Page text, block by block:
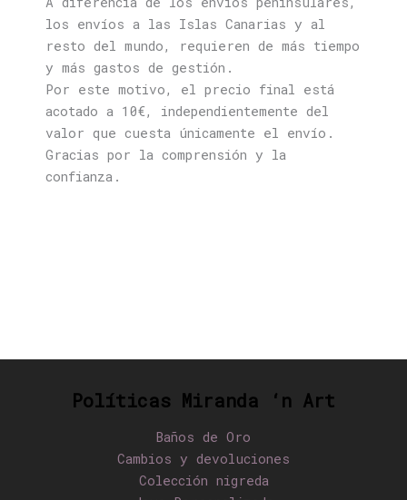
los envíos a las Islas Canarias y al
resto del mundo, requieren de más tiempo
y más gastos de gestión.
Por este motivo, el precio final está
acotado a 10€, independientemente del
valor que cuesta únicamente el envío.
Gracias por la comprensión y la
confianza.
Políticas Miranda ‘n Art
Baños de Oro
Cambios y devoluciones
Colección nigreda